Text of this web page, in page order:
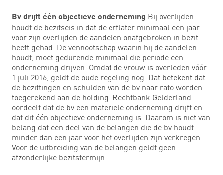
Bv drijft één objectieve onderneming Bij overlijden
houdt de bezitseis in dat de erflater minimaal een jaar
voor zijn overlijden de aandelen onafgebroken in bezit
heeft gehad. De vennootschap waarin hij de aandelen
houdt, moet gedurende minimaal die periode een
onderneming drijven. Omdat de vrouw is overleden vóór
1 juli 2016, geldt de oude regeling nog. Dat betekent dat
de bezittingen en schulden van de bv naar rato worden
toegerekend aan de holding. Rechtbank Gelderland
oordeelt dat de bv een materiële onderneming drijft en
dat dit één objectieve onderneming is. Daarom is niet van
belang dat een deel van de belangen die de bv houdt
minder dan een jaar voor het overlijden zijn verkregen.
Voor de uitbreiding van de belangen geldt geen
afzonderlijke bezitstermijn.